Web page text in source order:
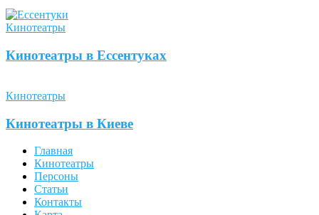
Кинотеатры
Кинотеатры в Ессентуках
Кинотеатры
Кинотеатры в Киеве
Главная
Кинотеатры
Персоны
Статьи
Контакты